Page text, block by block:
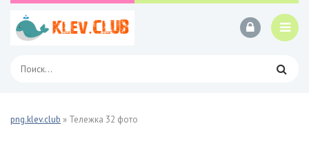
png.klev.club » Тележка 32 фото